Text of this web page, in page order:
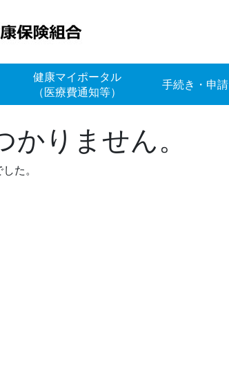
健康マイポータル
（医療費通知等）
手続き・申請
りません。
た。